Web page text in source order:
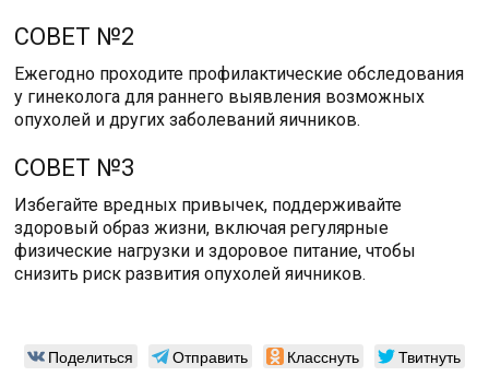
СОВЕТ №2
Ежегодно проходите профилактические обследования
у гинеколога для раннего выявления возможных
опухолей и других заболеваний яичников.
СОВЕТ №3
Избегайте вредных привычек, поддерживайте
здоровый образ жизни, включая регулярные
физические нагрузки и здоровое питание, чтобы
снизить риск развития опухолей яичников.
Поделиться Отправить Класснуть Твитнуть